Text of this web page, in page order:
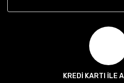
KREDİ KARTI İLE